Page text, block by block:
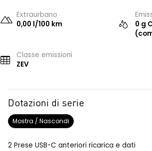
Extraurbano
0,00 l/100 km
0 g
Classe emissioni
ZEV
Dotazioni di serie
Mostra / Nascondi
2 Prese USB-C anteriori ricarica e dati